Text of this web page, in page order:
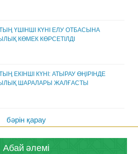
ҮШІНШІ КҮНІ ЕЛУ ОТБАСЫНА
КӨМЕК КӨРСЕТІЛДІ
ЕКІНШІ КҮНІ: АТЫРАУ ӨҢІРІНДЕ
ШАРАЛАРЫ ЖАЛҒАСТЫ
бәрін қарау
Абай әлемі